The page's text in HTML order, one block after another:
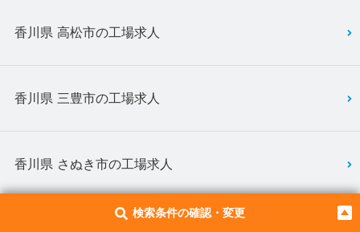
検索条件の確認・変更
香川県 高松市の工場求人
香川県 三豊市の工場求人
香川県 さぬき市の工場求人